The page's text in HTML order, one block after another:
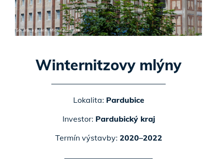
Winternitzovy mlýny
Lokalita: Pardubice
Investor: Pardubický kraj
Termín výstavby: 2020–2022